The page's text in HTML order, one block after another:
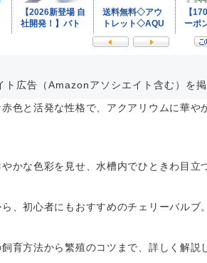
広告（Amazonアソシエイト含む）を掲
色と活発な性格で、アクアリウムに華や
かな色彩を見せ、水槽内でひときわ目立
、初心者にもおすすめのチェリーバルブ。
育方法から繁殖のコツまで、詳しく解説